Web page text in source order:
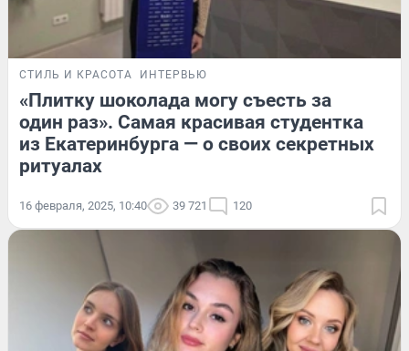
СТИЛЬ И КРАСОТА ИНТЕРВЬЮ
«Плитку шоколада могу съесть за
один раз». Самая красивая студентка
из Екатеринбурга — о своих секретных
ритуалах
16 февраля, 2025, 10:40 39 721 120